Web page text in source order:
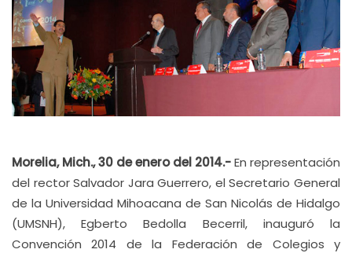
Morelia, Mich., 30 de enero del 2014.-En representación
del rector Salvador Jara Guerrero, el Secretario General
de la Universidad Mihoacana de San Nicolás de Hidalgo
(UMSNH), Egberto Bedolla Becerril, inauguró la
Convención 2014 de la Federación de Colegios y